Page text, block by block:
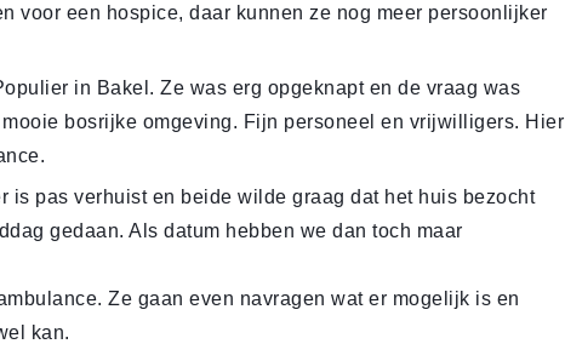
voor een hospice, daar kunnen ze nog meer persoonlijker
in Bakel. Ze was erg opgeknapt en de vraag was
bosrijke omgeving. Fijn personeel en vrijwilligers. Hier
is pas verhuist en beide wilde graag dat het huis bezocht
gedaan. Als datum hebben we dan toch maar
Ze gaan even navragen wat er mogelijk is en
kan.